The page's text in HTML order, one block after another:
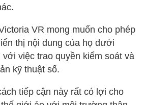
VR mong muốn cho phép
thị nội dung của họ dưới
với việc trao quyền kiểm soát và
kỹ thuật số.
tiếp cận này rất có lợi cho